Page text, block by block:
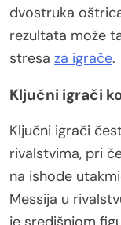
dvostruka
rezultata može
stresa za igrače.
Ključni igrači
Ključni igrači
rivalstvima, pri
na ishode
Messija u